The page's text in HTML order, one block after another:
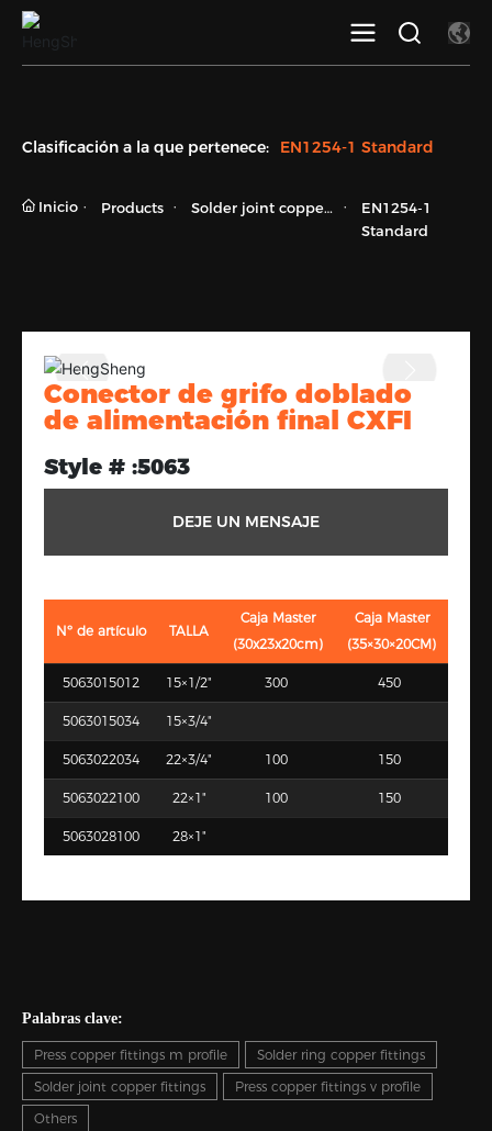
Clasificación a la que pertenece: EN1254-1 Standard
Inicio Products
Solder joint copper
EN1254-1
Standard
Conector de grifo doblado
de alimentación final CXFI
Style # :5063
DEJE UN MENSAJE
Nº de artículo TALLA
Caja Master
(30x23x20cm)
Caja Master
(35×30×20CM)
5063015012 15×1/2" 300 450
5063015034 15×3/4"
5063022034 22×3/4" 100 150
5063022100 22×1" 100 150
5063028100 28×1"
Palabras clave:
Press copper fittings m profile
Solder ring copper fittings
Solder joint copper fittings
Press copper fittings v profile
Others